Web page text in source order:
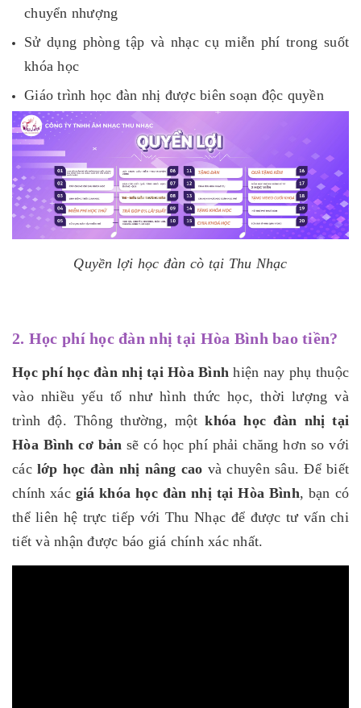
chuyển nhượng
Sử dụng phòng tập và nhạc cụ miễn phí trong suốt
khóa học
Giáo trình học đàn nhị được biên soạn độc quyền
Quyền lợi học đàn cò tại Thu Nhạc
2. Học phí học đàn nhị tại Hòa Bình bao tiền?
Học phí học đàn nhị tại Hòa Bình hiện nay phụ thuộc
vào nhiều yếu tố như hình thức học, thời lượng và
trình độ. Thông thường, mộtkhóa học đàn nhị tại
Hòa Bình cơ bảnsẽ có học phí phải chăng hơn so với
các lớp học đàn nhị nâng cao và chuyên sâu. Để biết
chính xác giá khóa học đàn nhị tại Hòa Bình, bạn có
thể liên hệ trực tiếp với Thu Nhạc để được tư vấn chi
tiết và nhận được báo giá chính xác nhất.